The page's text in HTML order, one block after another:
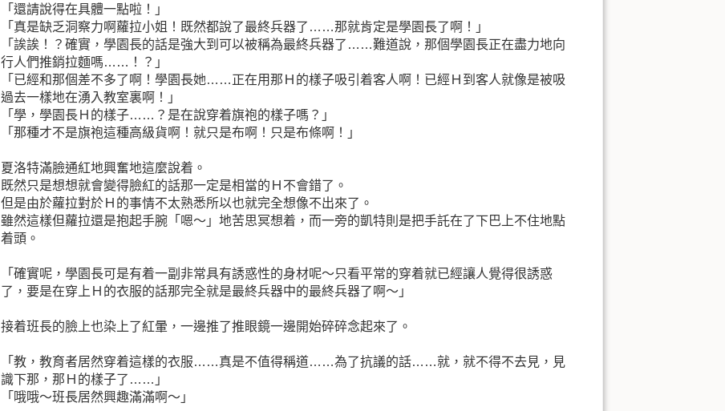
「還請說得在具體一點啦！」
「真是缺乏洞察力啊蘿拉小姐！既然都說了最終兵器了……那就肯定是學園長了啊！」
「誒誒！？確實，學園長的話是強大到可以被稱為最終兵器了……難道說，那個學園長正在盡力地向
行人們推銷拉麵嗎……！？」
「已經和那個差不多了啊！學園長她……正在用那Ｈ的樣子吸引着客人啊！已經Ｈ到客人就像是被吸
過去一樣地在湧入教室裏啊！」
「學，學園長Ｈ的樣子……？是在說穿着旗袍的樣子嗎？」
「那種才不是旗袍這種高級貨啊！就只是布啊！只是布條啊！」
夏洛特滿臉通紅地興奮地這麼說着。
既然只是想想就會變得臉紅的話那一定是相當的Ｈ不會錯了。
但是由於蘿拉對於Ｈ的事情不太熟悉所以也就完全想像不出來了。
雖然這樣但蘿拉還是抱起手腕「嗯～」地苦思冥想着，而一旁的凱特則是把手託在了下巴上不住地點
着頭。
「確實呢，學園長可是有着一副非常具有誘惑性的身材呢～只看平常的穿着就已經讓人覺得很誘惑
了，要是在穿上Ｈ的衣服的話那完全就是最終兵器中的最終兵器了啊～」
接着班長的臉上也染上了紅暈，一邊推了推眼鏡一邊開始碎碎念起來了。
「教，教育者居然穿着這樣的衣服……真是不值得稱道……為了抗議的話……就，就不得不去見，見
識下那，那Ｈ的樣子了……」
「哦哦～班長居然興趣滿滿啊～」